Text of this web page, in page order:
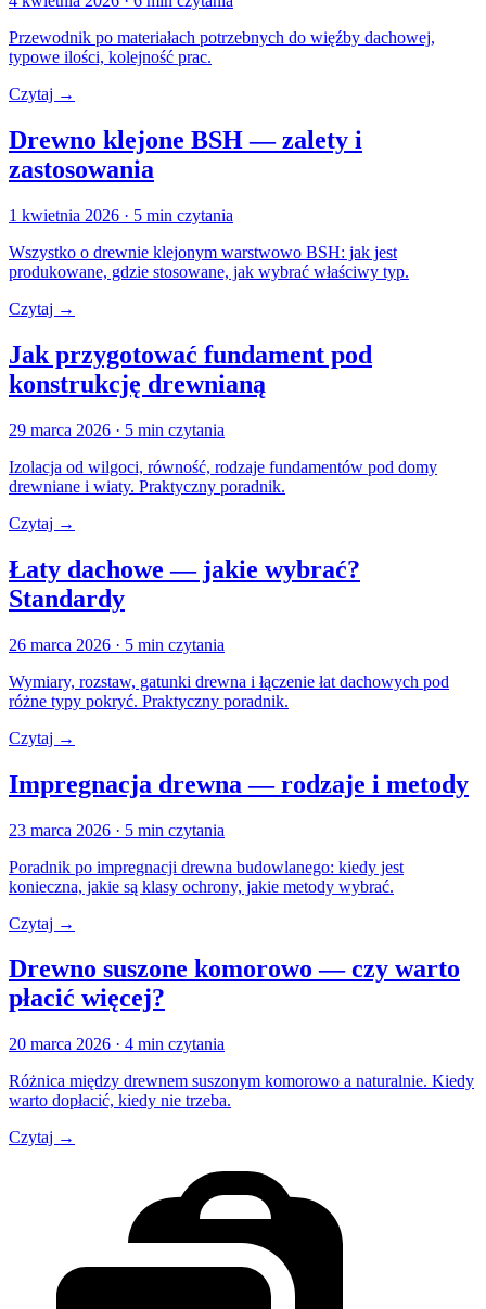
Przewodnik po materiałach potrzebnych do więźby dachowej,
typowe ilości, kolejność prac.
Czytaj →
Drewno klejone BSH — zalety i
zastosowania
1 kwietnia 2026 · 5 min czytania
Wszystko o drewnie klejonym warstwowo BSH: jak jest
produkowane, gdzie stosowane, jak wybrać właściwy typ.
Czytaj →
Jak przygotować fundament pod
konstrukcję drewnianą
29 marca 2026 · 5 min czytania
Izolacja od wilgoci, równość, rodzaje fundamentów pod domy
drewniane i wiaty. Praktyczny poradnik.
Czytaj →
Łaty dachowe — jakie wybrać?
Standardy
26 marca 2026 · 5 min czytania
Wymiary, rozstaw, gatunki drewna i łączenie łat dachowych pod
różne typy pokryć. Praktyczny poradnik.
Czytaj →
Impregnacja drewna — rodzaje i metody
23 marca 2026 · 5 min czytania
Poradnik po impregnacji drewna budowlanego: kiedy jest
konieczna, jakie są klasy ochrony, jakie metody wybrać.
Czytaj →
Drewno suszone komorowo — czy warto
płacić więcej?
20 marca 2026 · 4 min czytania
Różnica między drewnem suszonym komorowo a naturalnie. Kiedy
warto dopłacić, kiedy nie trzeba.
Czytaj →